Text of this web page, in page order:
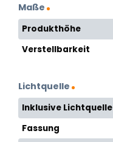
Maße
Produkthöhe
Verstellbarkeit
Lichtquelle
Inklusive Lichtquelle
Fassung